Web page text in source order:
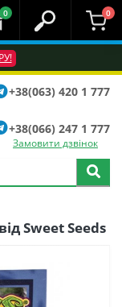
0 0
+38(063) 420 1 777
+38(066) 247 1 777
Замовити дзвінок
Sweet Seeds